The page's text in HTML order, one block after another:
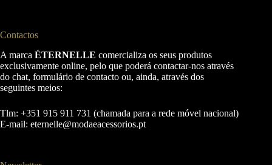
Contactos
A marca ÉTERNELLE comercializa os seus produtos
exclusivamente online, pelo que poderá contactar-nos através
do chat, formulário de contacto ou, ainda, através dos
seguintes meios:
Tlm: +351 915 911 731 (chamada para a rede móvel nacional)
E-mail: eternelle@modaeacessorios.pt